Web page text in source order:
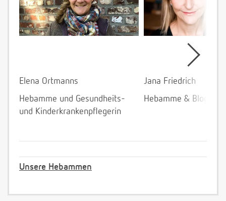
Elena Ortmanns
Hebamme und Gesundheits-
und Kinderkrankenpflegerin
Jana Friedrich
Hebamme &
Unsere Hebammen